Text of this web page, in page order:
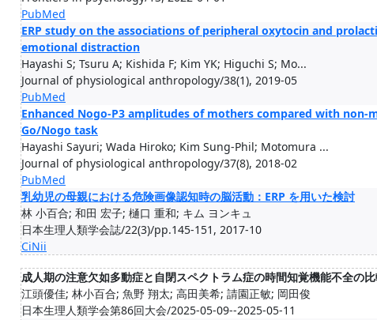
PubMed
ERP study on the associations of peripheral oxytocin and
emotional distraction
Hayashi S; Tsuru A; Kishida F; Kim YK; Higuchi S; Mo...
Journal of physiological anthropology/38(1), 2019-05
PubMed
Enhanced Nogo-P3 amplitudes of mothers compared with
Go/Nogo task
Hayashi Sayuri; Wada Hiroko; Kim Sung-Phil; Motomura ...
Journal of physiological anthropology/37(8), 2018-02
PubMed
乳幼児の母親における危険画像認知時の脳活動：ERP を用いた検討
林 小百合; 和田 宏子; 樋口 重和; キム ヨンキュ
日本生理人類学会誌/22(3)/pp.145-151, 2017-10
CiNii
成人期の注意欠如多動症と自閉スペクトラム症の時間知覚機能不全の
江頭優佳; 林小百合; 魚野 翔太; 高田美希; 請園正敏; 岡田俊
日本生理人類学会第86回大会/2025-05-09--2025-05-11